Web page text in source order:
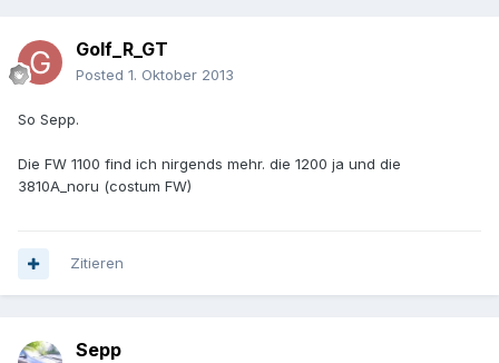
Golf_R_GT
Posted 1. Oktober 2013
So Sepp.
Die FW 1100 find ich nirgends mehr. die 1200 ja und die
3810A_noru (costum FW)
Zitieren
Sepp